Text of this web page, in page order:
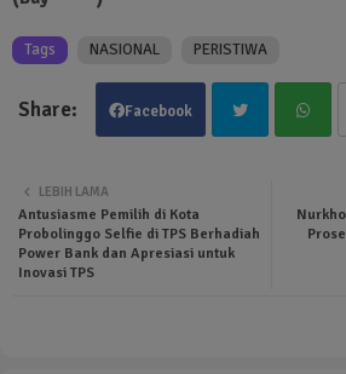
Tags NASIONAL PERISTIWA
Facebook
tsa
LEBIH LAMA
Antusiasme Pemilih di Kota
Probolinggo Selfie di TPS Berhadiah
Power Bank dan Apresiasi untuk
Inovasi TPS